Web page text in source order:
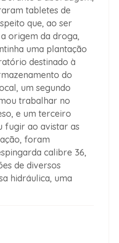
tabletes de
que, ao ser
origem da droga,
uma plantação
destinado à
do
um segundo
trabalhar no
e um terceiro
fugir ao avistar as
foram
calibre 36,
de diversos
hidráulica, uma